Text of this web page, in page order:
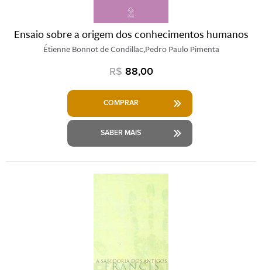
Ensaio sobre a origem dos conhecimentos humanos
Étienne Bonnot de Condillac,Pedro Paulo Pimenta
R$ 88,00
COMPRAR
SABER MAIS